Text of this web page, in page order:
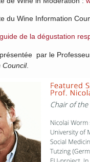
du Wine Information
de la dégustation
par le
Council.